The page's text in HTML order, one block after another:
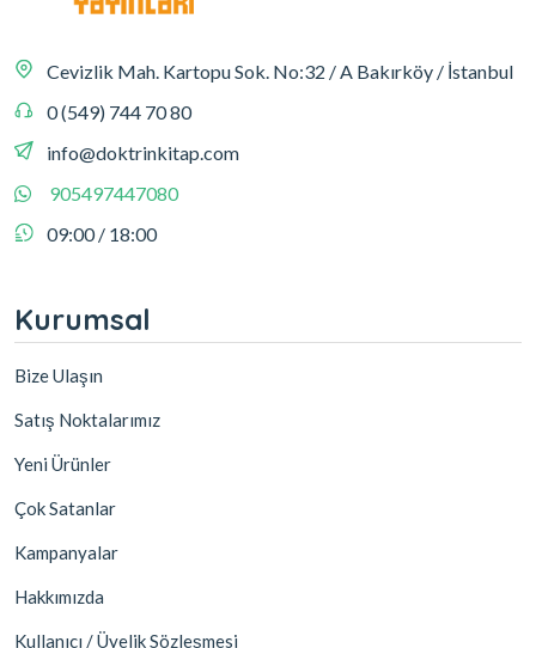
Cevizlik Mah. Kartopu Sok. No:32 / A Bakırköy / İstanbul
0 (549) 744 70 80
info@doktrinkitap.com
905497447080
09:00 / 18:00
Kurumsal
Bize Ulaşın
Satış Noktalarımız
Yeni Ürünler
Çok Satanlar
Kampanyalar
Hakkımızda
Kullanıcı / Üyelik Sözleşmesi